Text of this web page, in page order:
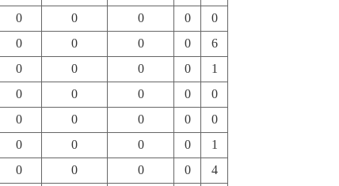
0 0 0 0 0
0 0 0 0
6
0 0 0 0
1
0 0 0 0 0
0 0 0 0
0
0 0 0 0
1
0 0 0 0
4